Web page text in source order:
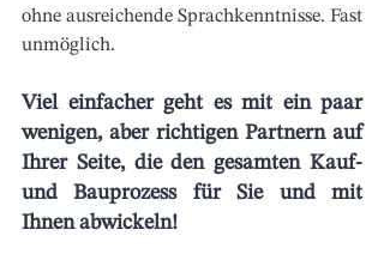
ohne ausreichende Sprachkenntnisse. Fast
unmöglich.
Viel einfacher geht es mit ein paar
wenigen, aber richtigen Partnern auf
Ihrer Seite, die den gesamten Kauf-
und Bauprozess für Sie und mit
Ihnen abwickeln!